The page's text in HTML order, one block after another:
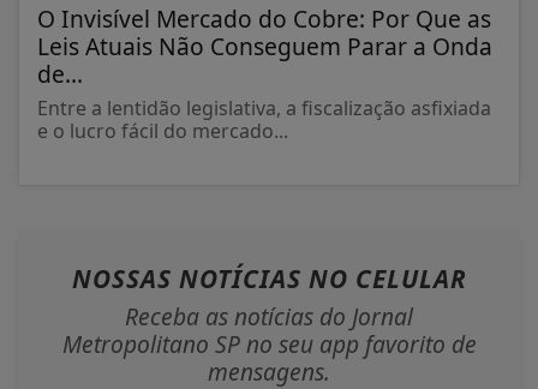
O Invisível Mercado do Cobre: Por Que as
Leis Atuais Não Conseguem Parar a Onda
de...
Entre a lentidão legislativa, a fiscalização asfixiada
e o lucro fácil do mercado...
NOSSAS NOTÍCIAS NO CELULAR
Receba as notícias do Jornal
Metropolitano SP no seu app favorito de
mensagens.